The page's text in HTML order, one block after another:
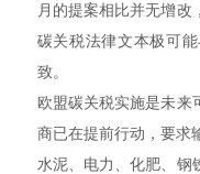
月的提案相比并无增改
碳关税法律文本极可
致。
欧盟碳关税实施是未来
商已在提前行动，要求
水泥、电力、化肥、钢